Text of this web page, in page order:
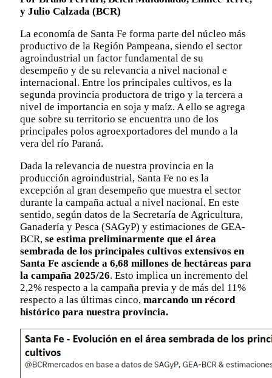
y Julio Calzada (BCR)
La economía de Santa Fe forma parte del núcleo más
productivo de la Región Pampeana, siendo el sector
agroindustrial un factor fundamental de su
desempeño y de su relevancia a nivel nacional e
internacional. Entre los principales cultivos, es la
segunda provincia productora de trigo y la tercera a
nivel de importancia en soja y maíz. A ello se agrega
que sobre su territorio se encuentra uno de los
principales polos agroexportadores del mundo a la
vera del río Paraná.
Dada la relevancia de nuestra provincia en la
producción agroindustrial, Santa Fe no es la
excepción al gran desempeño que muestra el sector
durante la campaña actual a nivel nacional. En este
sentido, según datos de la Secretaría de Agricultura,
Ganadería y Pesca (SAGyP) y estimaciones de GEA-
BCR, se estima preliminarmente que el área
sembrada de los principales cultivos extensivos en
Santa Fe asciende a 6,68 millones de hectáreas para
la campaña 2025/26. Esto implica un incremento del
2,2% respecto a la campaña previa y de más del 11%
respecto a las últimas cinco, marcando un récord
histórico para nuestra provincia.